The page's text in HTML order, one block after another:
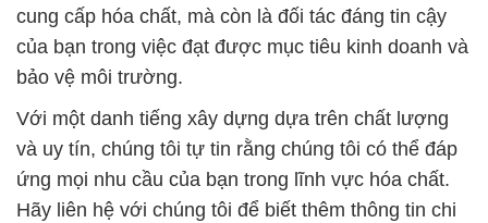
cung cấp hóa chất, mà còn là đối tác đáng tin cậy
của bạn trong việc đạt được mục tiêu kinh doanh và
bảo vệ môi trường.
Với một danh tiếng xây dựng dựa trên chất lượng
và uy tín, chúng tôi tự tin rằng chúng tôi có thể đáp
ứng mọi nhu cầu của bạn trong lĩnh vực hóa chất.
Hãy liên hệ với chúng tôi để biết thêm thông tin chi